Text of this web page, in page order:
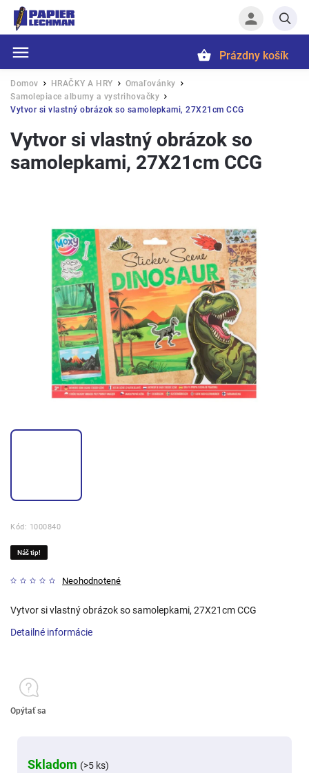
Hľadať
Prázdny košík
Domov / HRAČKY A HRY / Omaľovánky /
Samolepiace albumy a vystrihovačky /
Vytvor si vlastný obrázok so samolepkami, 27X21cm CCG
Vytvor si vlastný obrázok so
samolepkami, 27X21cm CCG
Kód: 1000840
Náš tip!
Neohodnotené
Skladom (>5 ks)
Vytvor si vlastný obrázok so samolepkami, 27X21cm CCG
Detailné informácie
Opýtať sa